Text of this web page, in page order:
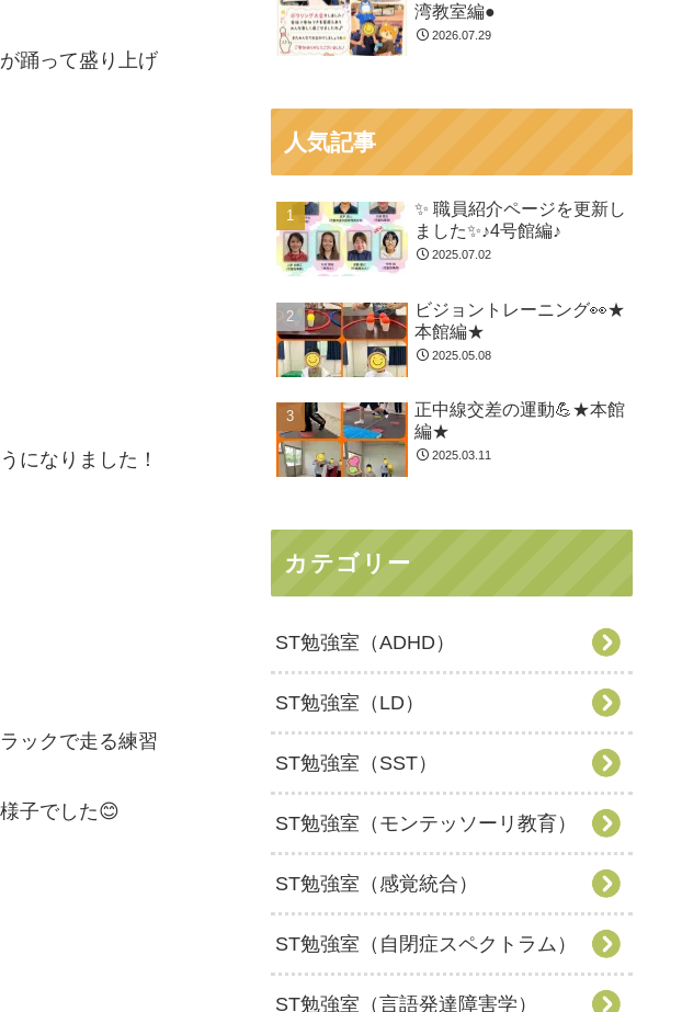
踊って盛り上げ
になりました！
ックで走る練習
子でした😊
湾教室編●
2026.07.29
人気記事
✨ 職員紹介ページを更新し
ました✨♪4号館編♪
2025.07.02
ビジョントレーニング👀★
本館編★
2025.05.08
正中線交差の運動💪★本館
編★
2025.03.11
カテゴリー
ST勉強室（ADHD）
ST勉強室（LD）
ST勉強室（SST）
ST勉強室（モンテッソーリ教育）
ST勉強室（感覚統合）
ST勉強室（自閉症スペクトラム）
ST勉強室（言語発達障害学）